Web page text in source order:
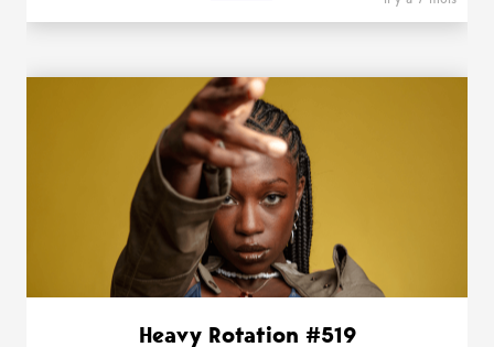
Heavy Rotation #519